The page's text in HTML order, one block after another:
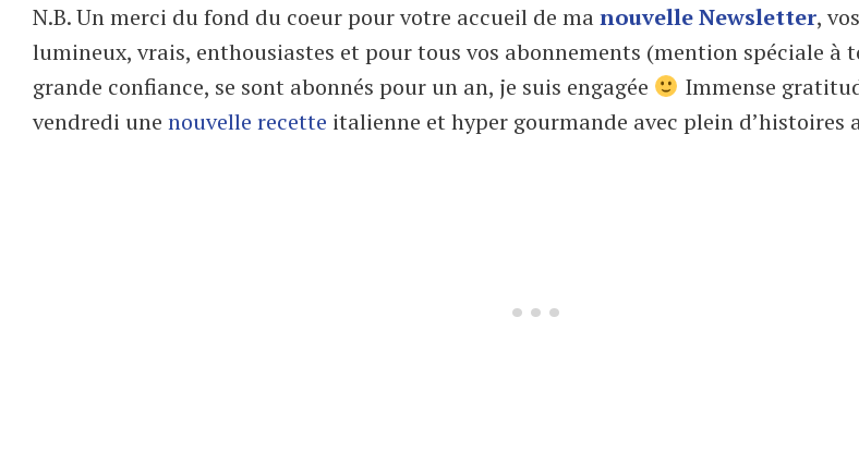
N.B. Un merci du fond du coeur pour votre accueil de manouvelle Newsletter,
lumineux, vrais, enthousiastes et pour tous vos abonnements (mention spéciale à
grande confiance, se sont abonnés pour un an, je suis engagée
Immense
vendredi une nouvelle recette italienne et hyper gourmande avec plein d’histoires